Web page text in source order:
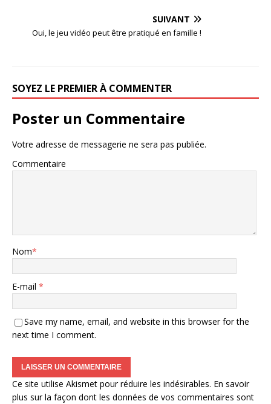
SUIVANT
Oui, le jeu vidéo peut être pratiqué en famille !
SOYEZ LE PREMIER À COMMENTER
Poster un Commentaire
Votre adresse de messagerie ne sera pas publiée.
Commentaire
Nom*
E-mail *
Save my name, email, and website in this browser for the
next time I comment.
Ce site utilise Akismet pour réduire les indésirables. En savoir
plus sur la façon dont les données de vos commentaires sont